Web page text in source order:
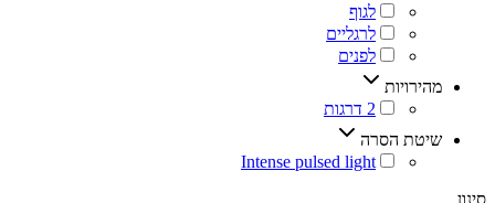
‏לגוף
‏לרגליים
‏לפנים
מהירויות
שיטת הסרה
סינון